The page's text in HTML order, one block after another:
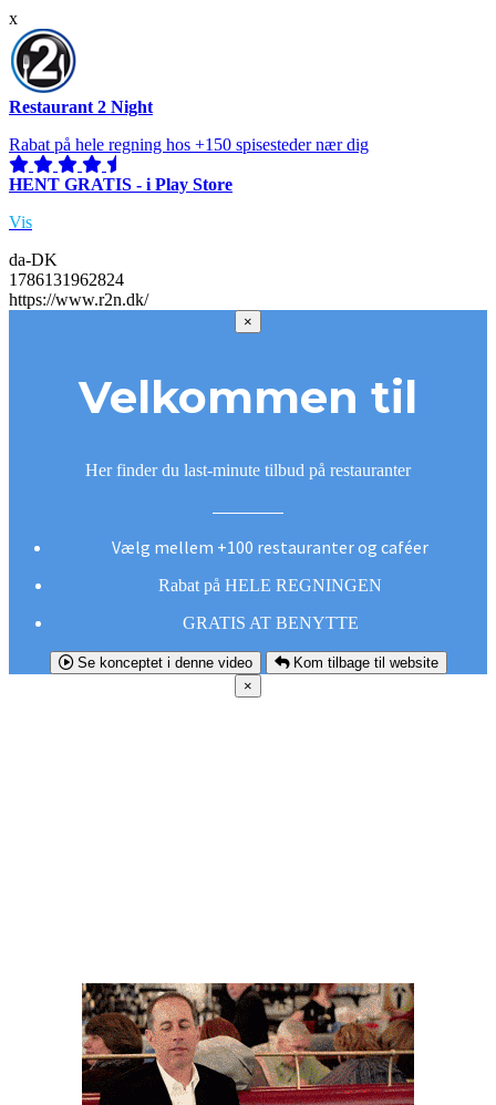
x
Restaurant 2 Night
Rabat på hele regning hos +150 spisesteder nær dig
HENT GRATIS - i Play Store
Vis
da-DK
1786131962824
https://www.r2n.dk/
×
Velkommen til
Her finder du last-minute tilbud på restauranter
Vælg mellem +100 restauranter og caféer
Rabat på HELE REGNINGEN
GRATIS AT BENYTTE
Se konceptet i denne video
Kom tilbage til website
×